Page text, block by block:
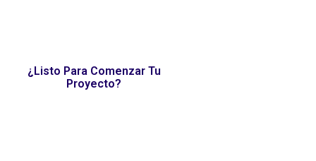
¿Listo Para Comenzar Tu
Proyecto?